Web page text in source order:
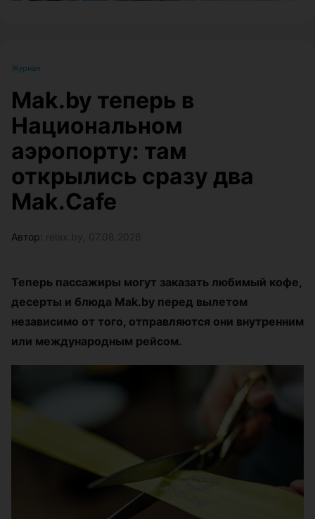
Журнал
Mak.by теперь в
Национальном
аэропорту: там
открылись сразу два
Mak.Cafe
Автор:
Теперь пассажиры могут заказать любимый кофе,
десерты и блюда Mak.by перед вылетом
независимо от того, отправляются они внутренним
или международным рейсом.